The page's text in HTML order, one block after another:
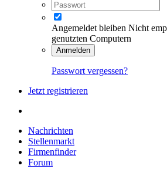
Angemeldet bleiben Nicht
genutzten Computern
Anmelden
Passwort vergessen?
Jetzt registrieren
Nachrichten
Stellenmarkt
Firmenfinder
Forum